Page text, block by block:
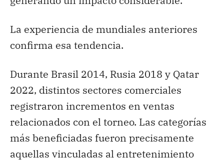
La experiencia de mundiales anteriores
confirma esa tendencia.
Durante Brasil 2014, Rusia 2018 y Qatar
2022, distintos sectores comerciales
registraron incrementos en ventas
relacionados con el torneo. Las categorías
más beneficiadas fueron precisamente
aquellas vinculadas al entretenimiento